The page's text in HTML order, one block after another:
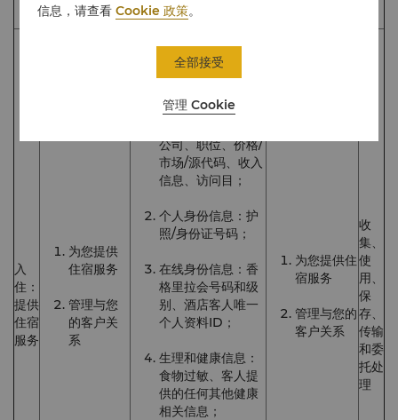
入
住：
提供
住宿
服务
为您提供
住宿服务
管理与您
的客户关
系
名、电话号码、电
子邮件、地址、照
性别、国籍、居住
公司、职位、价格/
市场/源代码、收入
信息、访问目；
个人身份信息：护
照/身份证号码；
在线身份信息：香
格里拉会号码和级
别、酒店客人唯一
个人资料ID；
生理和健康信息：
食物过敏、客人提
供的任何其他健康
相关信息；
为您提供住
宿服务
管理与您的
客户关系
收
集、
使
用、
保
存、
传输
和委
托处
理
信息，请查看Cookie 政策。
管理 Cookie
全部接受